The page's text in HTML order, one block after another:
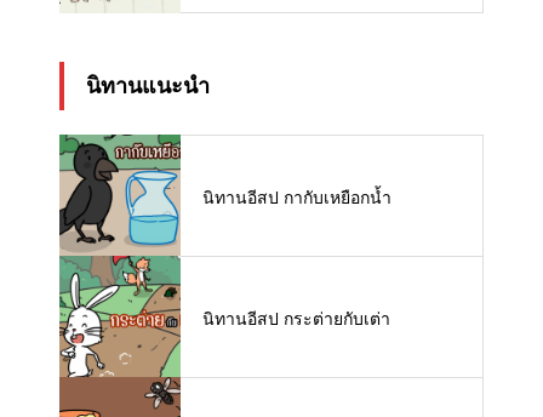
นิทานแนะนำ
นิทานอีสป กากับเหยือกน้ำ
นิทานอีสป กระต่ายกับเต่า